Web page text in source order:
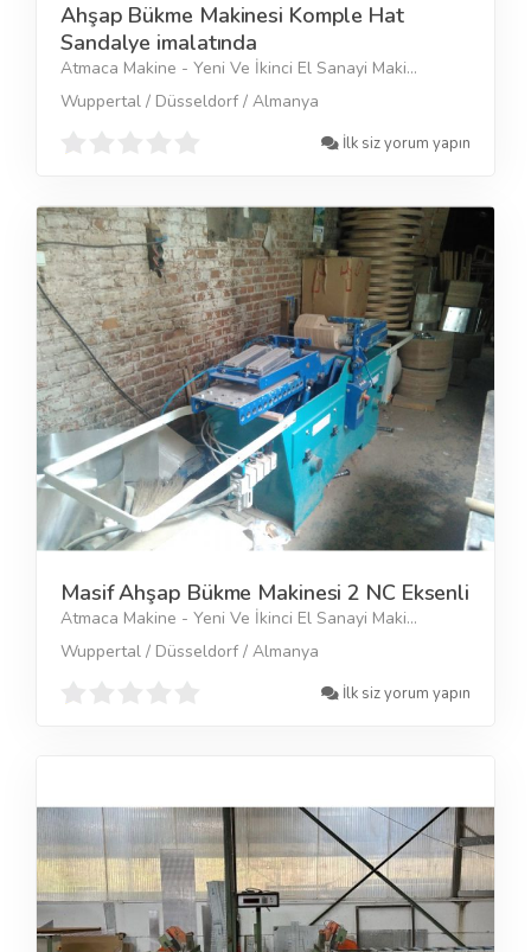
Ahşap Bükme Makinesi Komple Hat
Sandalye imalatında
Atmaca Makine - Yeni Ve İkinci El Sanayi Maki...
Wuppertal / Düsseldorf / Almanya
İlk siz yorum yapın
Masif Ahşap Bükme Makinesi 2 NC Eksenli
Atmaca Makine - Yeni Ve İkinci El Sanayi Maki...
Wuppertal / Düsseldorf / Almanya
İlk siz yorum yapın